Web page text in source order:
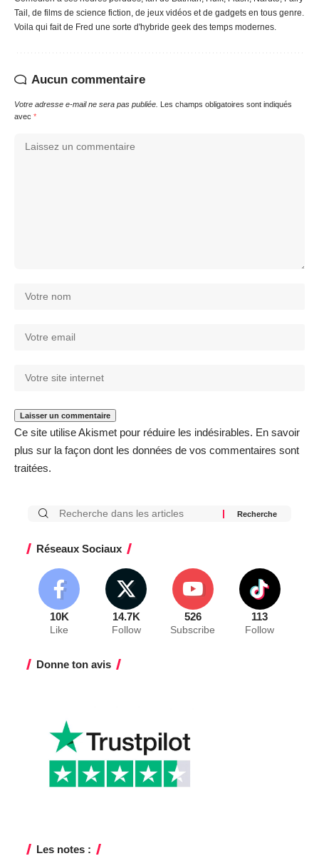
Tail, de films de science fiction, de jeux vidéos et de gadgets en tous genre.
Voila qui fait de Fred une sorte d'hybride geek des temps modernes.
Aucun commentaire
Votre adresse e-mail ne sera pas publiée.
Les champs obligatoires sont indiqués
avec *
Ce site utilise Akismet pour réduire les indésirables. En savoir
plus sur la façon dont les données de vos commentaires sont
traitées.
Réseaux Sociaux
10K
Like
14.7K
Follow
526
Subscribe
113
Follow
Donne ton avis
Les notes :